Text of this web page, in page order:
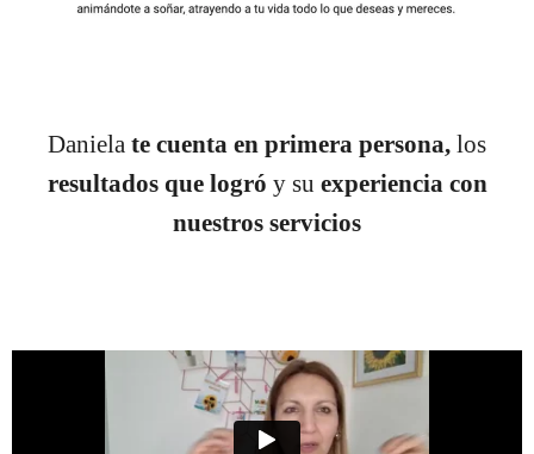
Daniela te cuenta en primera persona, los
resultados que logró y su experiencia con
nuestros servicios